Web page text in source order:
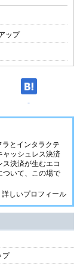
ップ
-
とインタラクテ
ャッシュレス決済
決済が生むエコ
ついて、この場で
詳しいプロフィール
プ